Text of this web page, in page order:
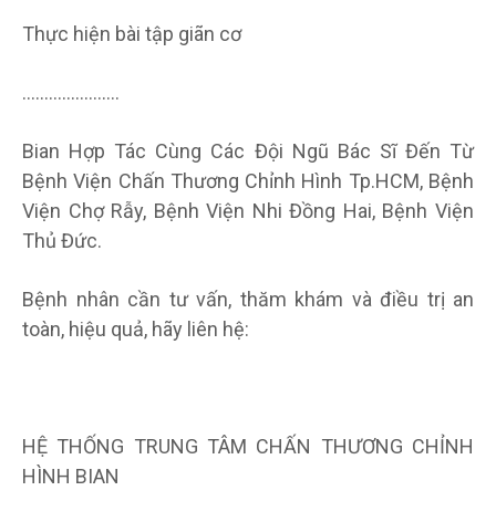
Thực hiện bài tập giãn cơ
………………….
Bian Hợp Tác Cùng Các Đội Ngũ Bác Sĩ Đến Từ
Bệnh Viện Chấn Thương Chỉnh Hình Tp.HCM, Bệnh
Viện Chợ Rẫy, Bệnh Viện Nhi Đồng Hai, Bệnh Viện
Thủ Đức.
Bệnh nhân cần tư vấn, thăm khám và điều trị an
toàn, hiệu quả, hãy liên hệ:
HỆ THỐNG TRUNG TÂM CHẤN THƯƠNG CHỈNH
HÌNH BIAN